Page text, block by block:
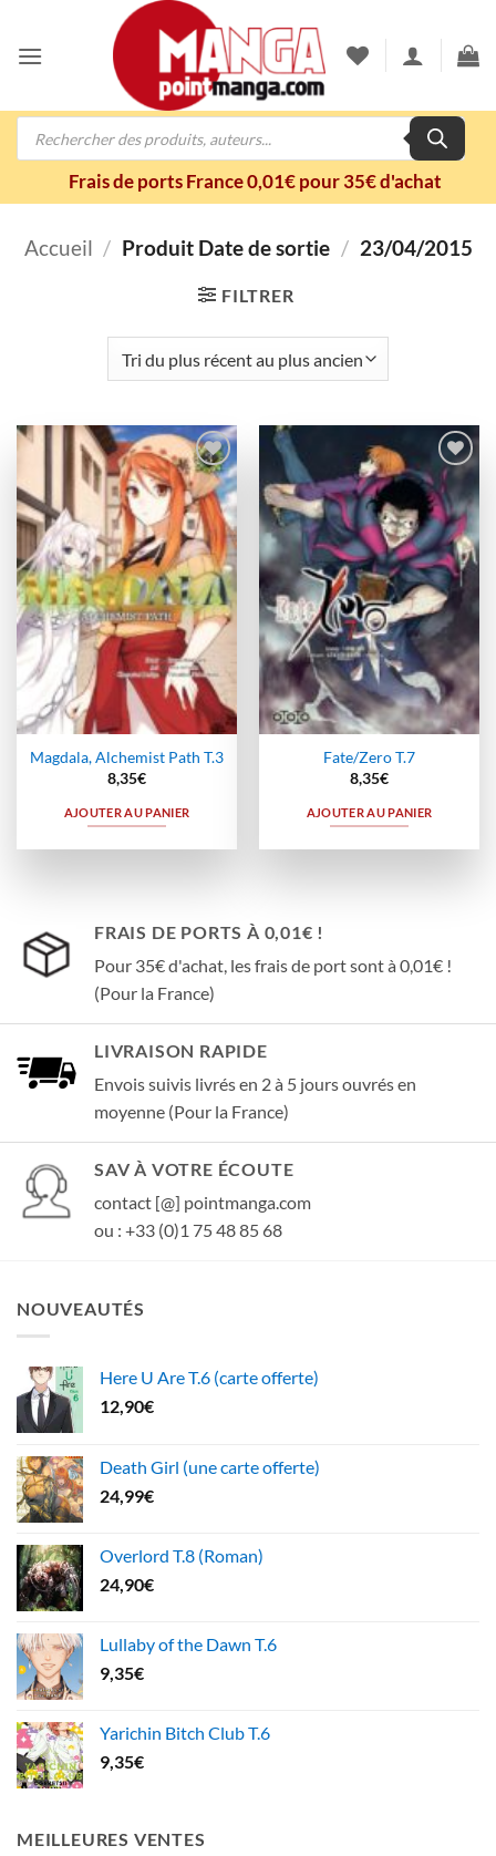
contenu
Recherche
Frais de ports France 0,01€ pour 35€ d'achat
Accueil / Produit Date de sortie / 23/04/2015
FILTRER
Ajouter
à la
wishlist
Magdala, Alchemist Path T.3
8,35€
AJOUTER AU PANIER
Ajouter
à la
wishlist
Fate/Zero T.7
8,35€
AJOUTER AU PANIER
FRAIS DE PORTS À 0,01€ !
Pour 35€ d'achat, les frais de port sont à 0,01€ !
(Pour la France)
LIVRAISON RAPIDE
Envois suivis livrés en 2 à 5 jours ouvrés en
moyenne (Pour la France)
SAV À VOTRE ÉCOUTE
contact [@] pointmanga.com
ou : +33 (0)1 75 48 85 68
NOUVEAUTÉS
Here U Are T.6 (carte offerte)
12,90€
Death Girl (une carte offerte)
24,99€
Overlord T.8 (Roman)
24,90€
Lullaby of the Dawn T.6
9,35€
Yarichin Bitch Club T.6
9,35€
MEILLEURES VENTES